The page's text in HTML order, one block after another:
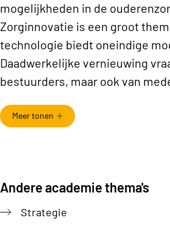
mogelijkheden in de
Zorginnovatie is een groot
technologie biedt oneindige
Daadwerkelijke vernieuwing
bestuurders, maar ook van
Binnenkort...
Houd
de
gaten
Meer tonen
Andere academie thema's
Strategie